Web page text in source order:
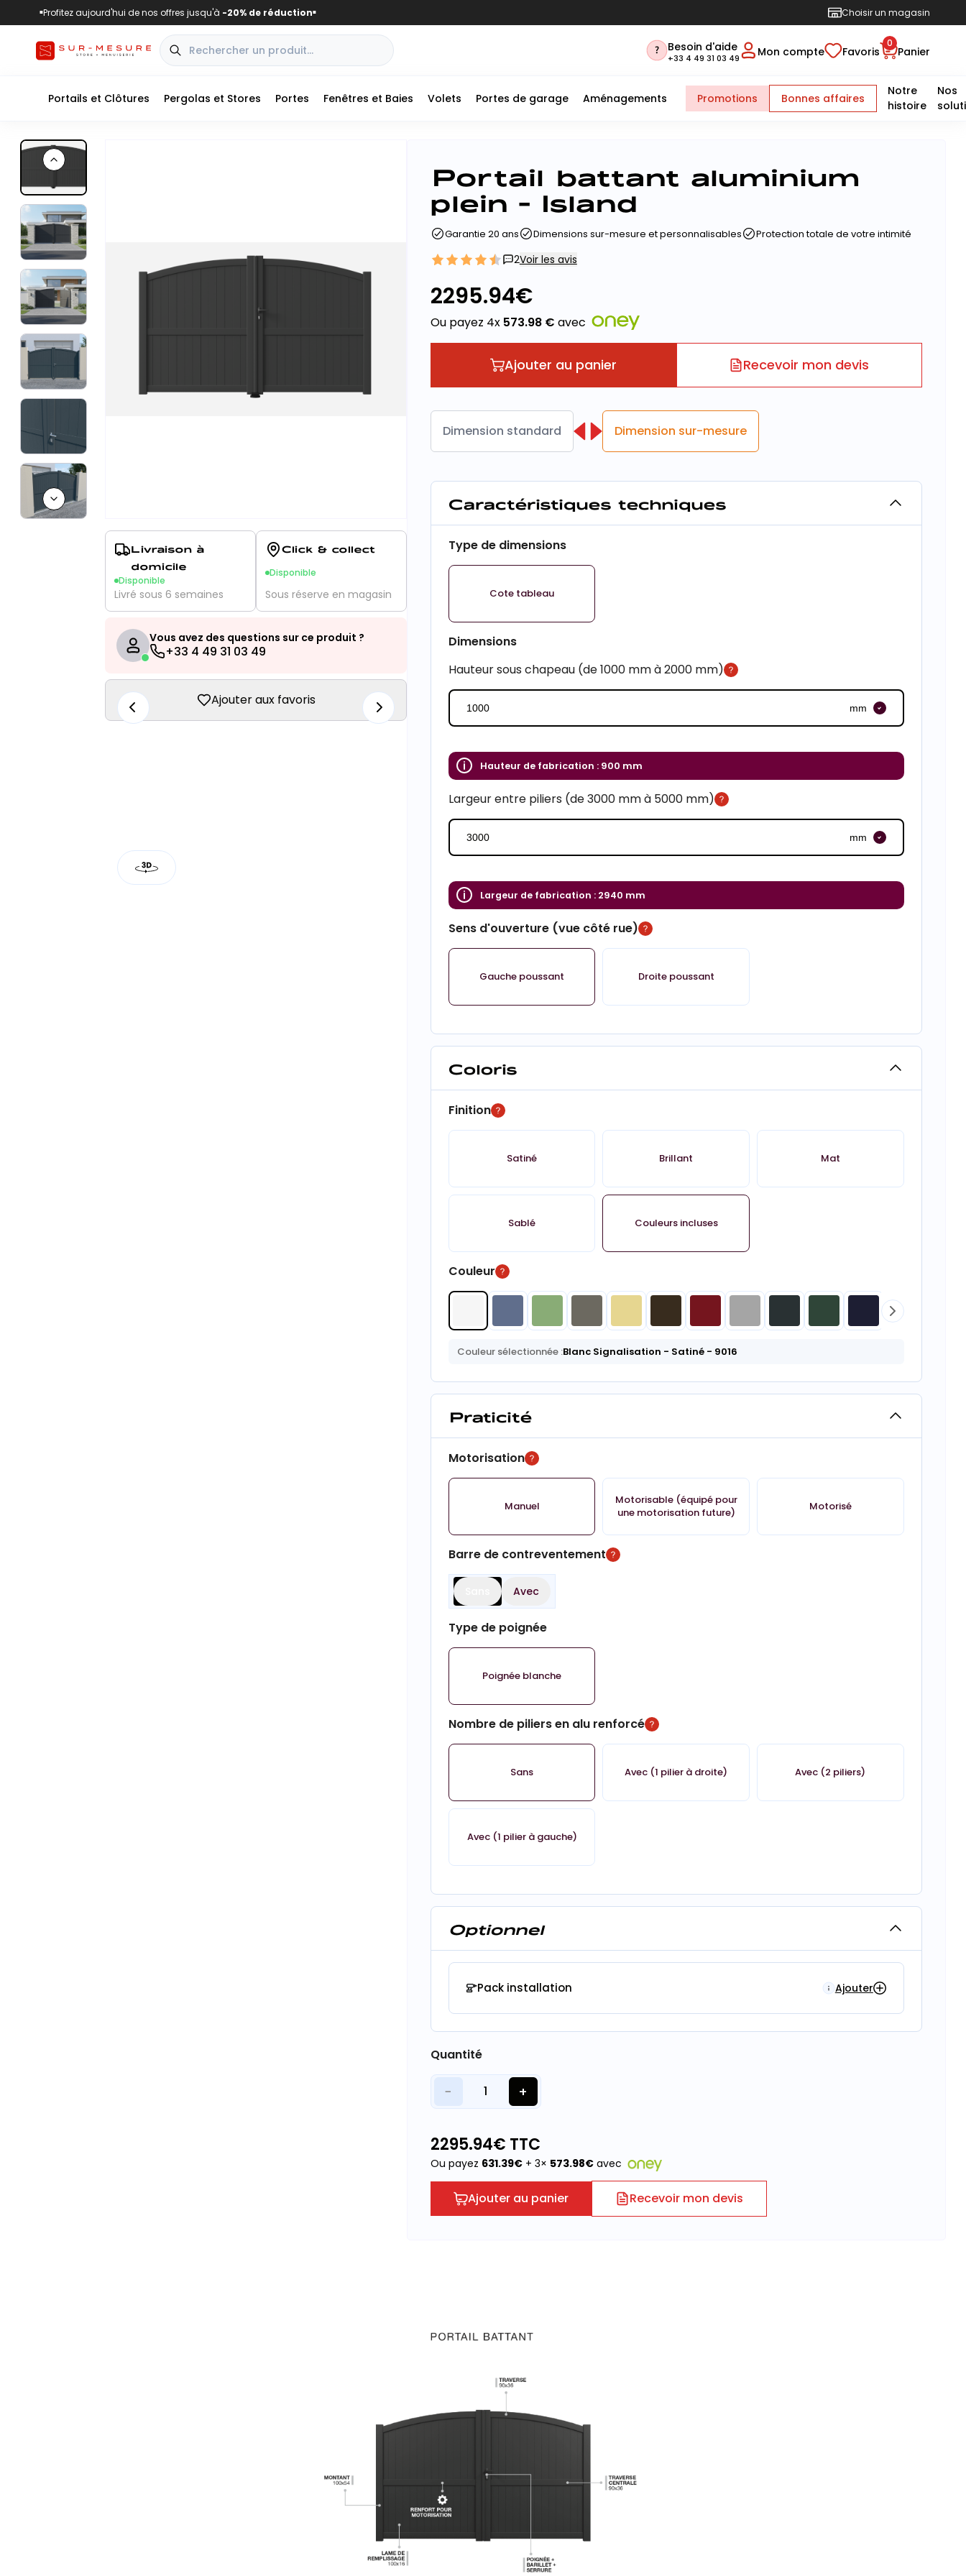
■Profitez aujourd'hui de nos offres jusqu'à -20% de réduction■ Choisir un magasin
Besoin d'aide
+33 4 49 31 03 49 Mon compte Favoris
0
Panier
Portails et Clôtures Pergolas et Stores Portes Fenêtres et Baies Volets Portes de garage Aménagements Promotions Bonnes affaires
Notre
histoire
Nos
Previous slide
Next slide
Livraison à
domicile
Disponible
Livré sous 6 semaines
Click & collect
Disponible
Sous réserve en magasin
Vous avez des questions sur ce produit ?
+33 4 49 31 03 49
Ajouter aux favoris
Portail battant aluminium
plein - Island
Garantie 20 ans Dimensions sur-mesure et personnalisables Protection totale de votre intimité
2Voir les avis
2295.94€
Ou payez 4x 573.98€ avec
Ajouter au panier Recevoir mon devis
Dimension standard Dimension sur-mesure
Caractéristiques techniques
Type de dimensions
Cote tableau
Dimensions
Hauteur sous chapeau (de 1000 mm à 2000 mm)
mm
Hauteur de fabrication : 900 mm
Largeur entre piliers (de 3000 mm à 5000 mm)
mm
Largeur de fabrication : 2940 mm
Sens d'ouverture (vue côté rue)
Gauche poussant Droite poussant
Coloris
Finition
Satiné Brillant Mat
Sablé Couleurs incluses
Couleur
Couleur sélectionnée :Blanc Signalisation - Satiné- 9016
Praticité
Motorisation
Manuel
Motorisable (équipé pour
une motorisation future)
Motorisé
Barre de contreventement
Avec
Type de poignée
Poignée blanche
Nombre de piliers en alu renforcé
Sans Avec (1 pilier à droite) Avec (2 piliers)
Avec (1 pilier à gauche)
Optionnel
Pack installation Ajouter
Quantité
− 1 +
2295.94€ TTC
Ou payez 631.39€+ 3× 573.98€ avec
Ajouter au panier Recevoir mon devis